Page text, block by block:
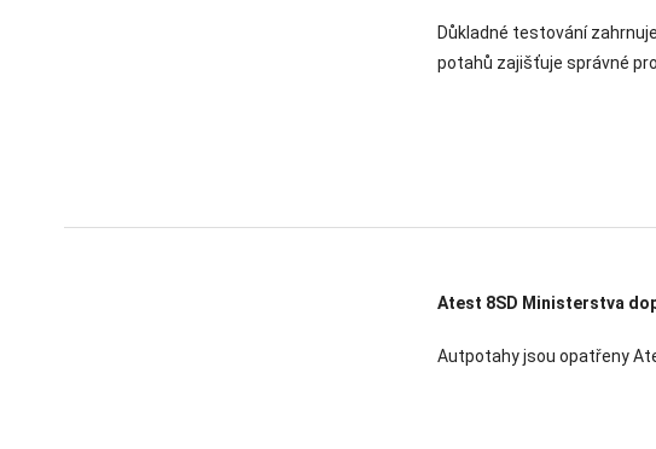
Důkladné testování
potahů zajišťuje správné
Atest 8SD Ministerstva
Autpotahy jsou opatřeny